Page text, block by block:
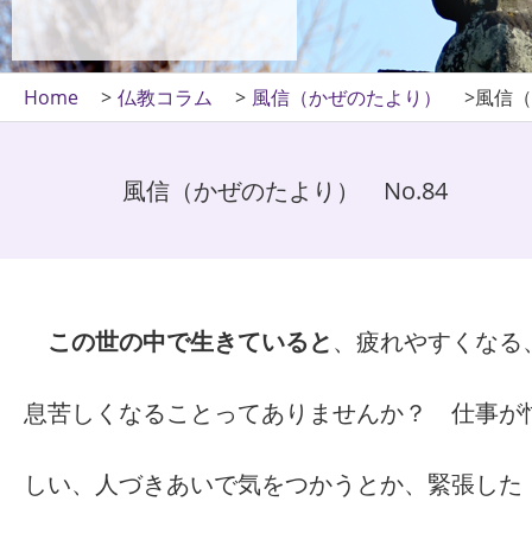
Home 仏教コラム 風信（かぜのたより） 風信
風信（かぜのたより） No.84
この世の中で生きていると、疲れやすくなる
息苦しくなることってありませんか？ 仕事が
しい、人づきあいで気をつかうとか、緊張した